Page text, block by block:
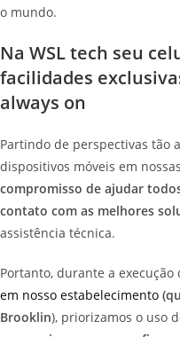
o mundo.
Na WSL tech seu
facilidades
always on
Partindo de perspectivas tão
dispositivos móveis em
compromisso de ajudar
contato com as melhores
assistência técnica.
Portanto, durante a execução
em nosso estabelecimento
Brooklin), priorizamos o uso